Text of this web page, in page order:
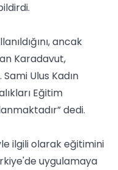
ancak
Karadavut,
Ulus Kadın
Eğitim
dedi.
ilgili olarak eğitimini
uygulamaya